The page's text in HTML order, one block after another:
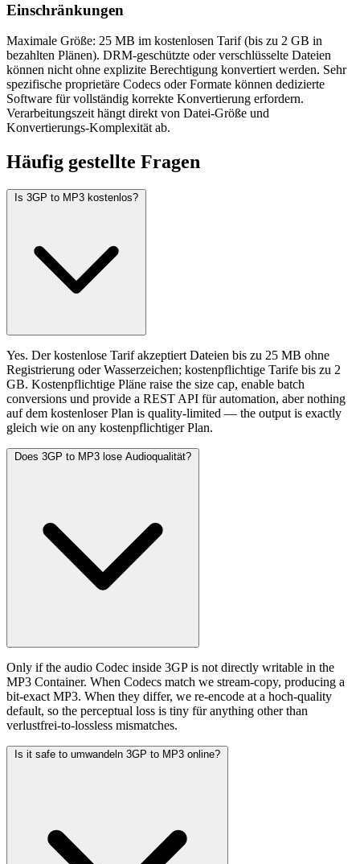
Einschränkungen
Maximale Größe: 25 MB im kostenlosen Tarif (bis zu 2 GB in
bezahlten Plänen). DRM-geschützte oder verschlüsselte Dateien
können nicht ohne explizite Berechtigung konvertiert werden. Sehr
spezifische proprietäre Codecs oder Formate können dedizierte
Software für vollständig korrekte Konvertierung erfordern.
Verarbeitungszeit hängt direkt von Datei-Größe und
Konvertierungs-Komplexität ab.
Häufig gestellte Fragen
Is 3GP to MP3 kostenlos?
Yes. Der kostenlose Tarif akzeptiert Dateien bis zu 25 MB ohne
Registrierung oder Wasserzeichen; kostenpflichtige Tarife bis zu 2
GB. Kostenpflichtige Pläne raise the size cap, enable batch
conversions und provide a REST API für automation, aber nothing
auf dem kostenloser Plan is quality-limited — the output is exactly
gleich wie on any kostenpflichtiger Plan.
Does 3GP to MP3 lose Audioqualität?
Only if the audio Codec inside 3GP is not directly writable in the
MP3 Container. When Codecs match we stream-copy, producing a
bit-exact MP3. When they differ, we re-encode at a hoch-quality
default, so the perceptual loss is tiny für anything other than
verlustfrei-to-lossless mismatches.
Is it safe to umwandeln 3GP to MP3 online?